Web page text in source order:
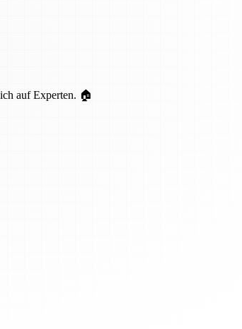
auf Experten. 🏠